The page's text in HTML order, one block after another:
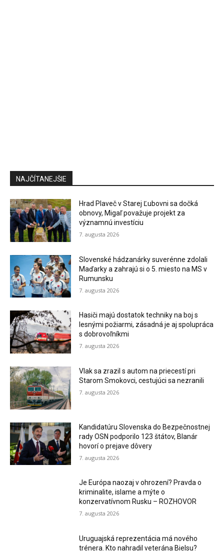
NAJČÍTANEJŠIE
Hrad Plaveč v Starej Ľubovni sa dočká
obnovy, Migaľ považuje projekt za
významnú investíciu
7. augusta 2026
Slovenské hádzanárky suverénne zdolali
Maďarky a zahrajú si o 5. miesto na MS v
Rumunsku
7. augusta 2026
Hasiči majú dostatok techniky na boj s
lesnými požiarmi, zásadná je aj spolupráca
s dobrovoľníkmi
7. augusta 2026
Vlak sa zrazil s autom na priecestí pri
Starom Smokovci, cestujúci sa nezranili
7. augusta 2026
Kandidatúru Slovenska do Bezpečnostnej
rady OSN podporilo 123 štátov, Blanár
hovorí o prejave dôvery
7. augusta 2026
Je Európa naozaj v ohrození? Pravda o
kriminalite, islame a mýte o
konzervatívnom Rusku – ROZHOVOR
7. augusta 2026
Uruguajská reprezentácia má nového
trénera. Kto nahradil veterána Bielsu?